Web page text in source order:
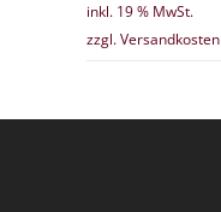
inkl. 19 % MwSt.
zzgl. Versandkosten